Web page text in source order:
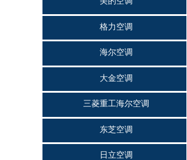
格力空调
海尔空调
大金空调
三菱重工海尔空调
东芝空调
日立空调